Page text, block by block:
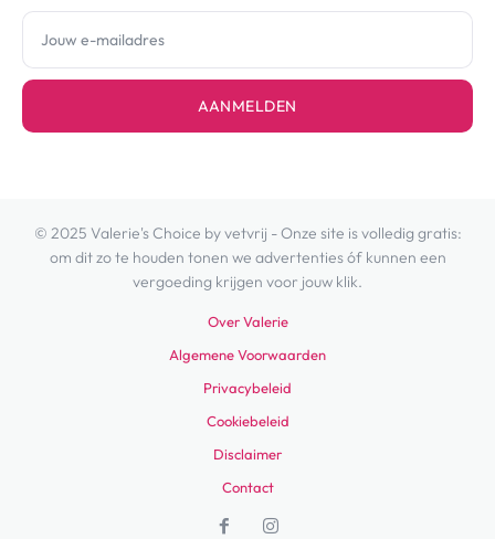
AANMELDEN
© 2025 Valerie's Choice by vetvrij - Onze site is volledig gratis:
om dit zo te houden tonen we advertenties óf kunnen een
vergoeding krijgen voor jouw klik.
Over Valerie
Algemene Voorwaarden
Privacybeleid
Cookiebeleid
Disclaimer
Contact